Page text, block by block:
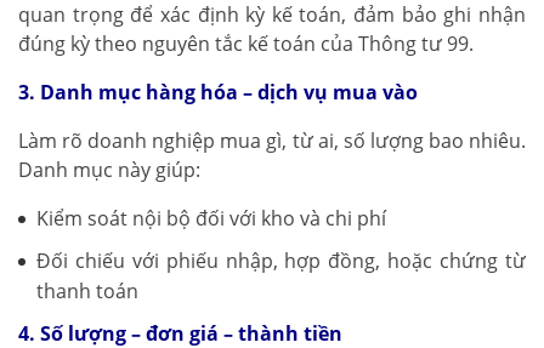
quan trọng để xác định kỳ kế toán, đảm bảo ghi nhận
đúng kỳ theo nguyên tắc kế toán của Thông tư 99.
3. Danh mục hàng hóa – dịch vụ mua vào
Làm rõ doanh nghiệp mua gì, từ ai, số lượng bao nhiêu.
Danh mục này giúp:
Kiểm soát nội bộ đối với kho và chi phí
Đối chiếu với phiếu nhập, hợp đồng, hoặc chứng từ
thanh toán
4. Số lượng – đơn giá – thành tiền